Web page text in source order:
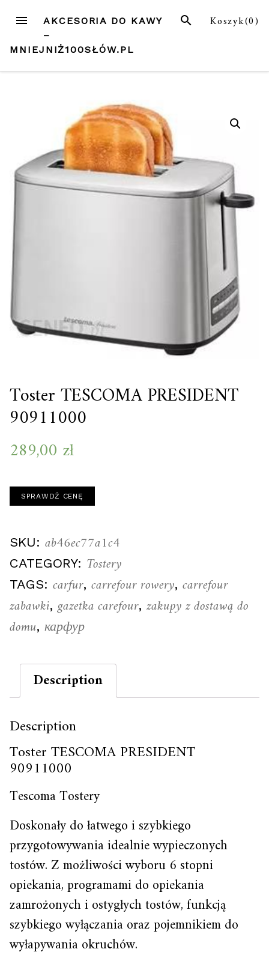
treści
MENU Koszyk(0)
SZUKAJ
AKCESORIA DO KAWY
–
MNIEJNIŻ100SŁÓW.PL
Toster TESCOMA PRESIDENT
90911000
289,00 zł
SPRAWDŹ CENĘ
SKU: ab46ec77a1c4
CATEGORY: Tostery
TAGS: carfur, carrefour rowery, carrefour
zabawki, gazetka carefour, zakupy z dostawą do
domu, карфур
Description
Description
Toster TESCOMA PRESIDENT
90911000
Tescoma Tostery
Doskonały do łatwego i szybkiego
przygotowywania idealnie wypieczonych
tostów. Z możliwości wyboru 6 stopni
opiekania, programami do opiekania
zamrożonych i ostygłych tostów, funkcją
szybkiego wyłączania oraz pojemnikiem do
wyłapywania okruchów.